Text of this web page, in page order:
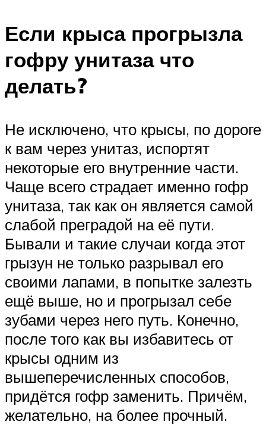
Если крыса прогрызла
гофру унитаза что
делать?
Не исключено, что крысы, по дороге
к вам через унитаз, испортят
некоторые его внутренние части.
Чаще всего страдает именно гофр
унитаза, так как он является самой
слабой преградой на её пути.
Бывали и такие случаи когда этот
грызун не только разрывал его
своими лапами, в попытке залезть
ещё выше, но и прогрызал себе
зубами через него путь. Конечно,
после того как вы избавитесь от
крысы одним из
вышеперечисленных способов,
придётся гофр заменить. Причём,
желательно, на более прочный.